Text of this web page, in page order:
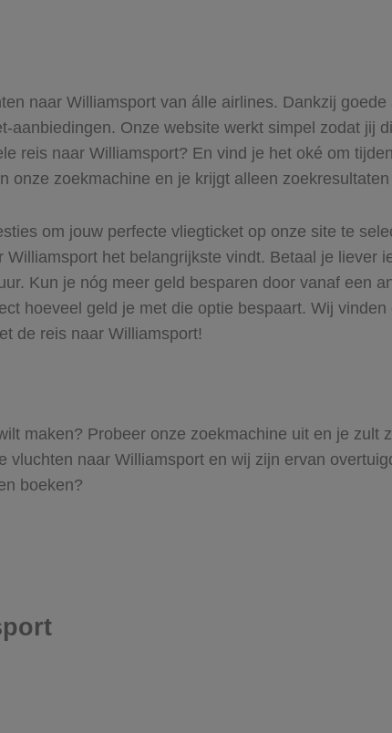
naar Williamsport van álle airlines. Dankzij
aanbiedingen. Onze website werkt simpel zodat jij
reis naar Williamsport? En vind je het oké om
onze zoekmachine en je krijgt alleen
om jouw perfecte vliegticket op onze site te
het belangrijkste vindt. Betaal je liever
Kun je nóg meer geld besparen door vanaf een
hoeveel geld je met die optie bespaart. Wij
de reis naar Williamsport!
maken? Probeer onze zoekmachine uit en je zult
vluchten naar Williamsport en wij zijn ervan
boeken?